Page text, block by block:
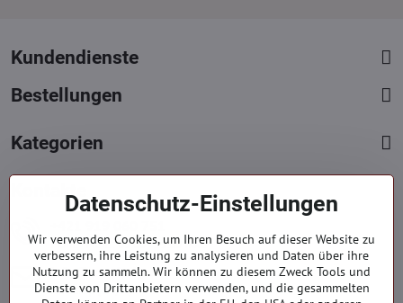
Kundendienste
Bestellungen
Kategorien
Kontakte
Mont. - Freit. : 09:00 - 15:00 hod.
info​@everlady​.eu
Non stop ( 24/7 )
Datenschutz-Einstellungen
Wir verwenden Cookies, um Ihren Besuch auf dieser Website zu
verbessern, ihre Leistung zu analysieren und Daten über ihre
Nutzung zu sammeln. Wir können zu diesem Zweck Tools und
Dienste von Drittanbietern verwenden, und die gesammelten